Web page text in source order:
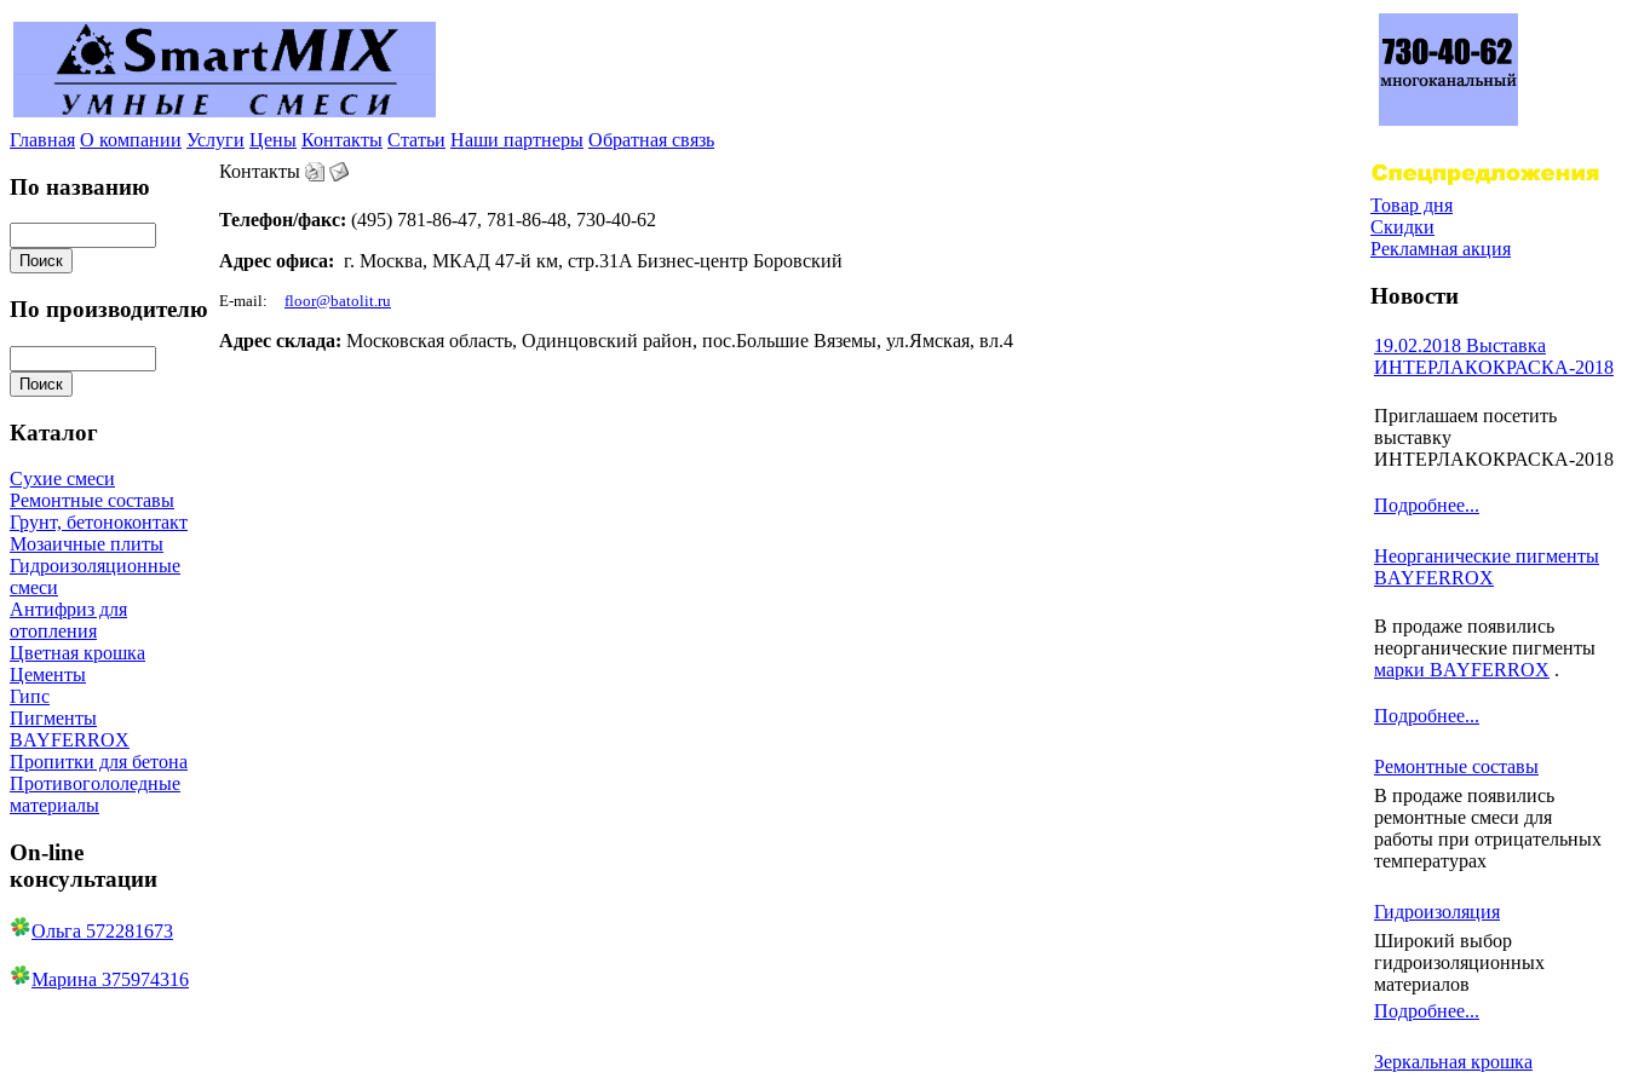
Главная О компании Услуги Цены Контакты Статьи Наши партнеры Обратная связь
По названию
По производителю
Каталог
Сухие смеси
Ремонтные составы
Грунт, бетоноконтакт
Мозаичные плиты
Гидроизоляционные
смеси
Антифриз для
отопления
Цветная крошка
Цементы
Гипс
Пигменты
BAYFERROX
Пропитки для бетона
Противогололедные
материалы
On-line
консультации
Ольга 572281673
Марина 375974316
Контакты
Телефон/факс: (495) 781-86-47, 781-86-48, 730-40-62
Адрес офиса: г. Москва, МКАД 47-й км, стр.31A Бизнес-центр Боровский
E-mail: floor@batolit.ru
Адрес склада: Московская область, Одинцовский район, пос.Большие Вяземы, ул.Ямская, вл.4
Товар дня
Скидки
Рекламная акция
Новости
19.02.2018 Выставка
ИНТЕРЛАКОКРАСКА-2018
Приглашаем посетить
выставку
ИНТЕРЛАКОКРАСКА-2018
Подробнее...
Неорганические пигменты
BAYFERROX
В продаже появились
неорганические пигменты
марки BAYFERROX .
Подробнее...
Ремонтные составы
В продаже появились
ремонтные смеси для
работы при отрицательных
температурах
Гидроизоляция
Широкий выбор
гидроизоляционных
материалов
Подробнее...
Зеркальная крошка